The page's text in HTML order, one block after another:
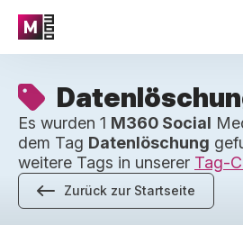
Es wurden 1 M360 Social
dem Tag Datenlöschung
weitere Tags in unserer Tag-
Zurück zur Startseite